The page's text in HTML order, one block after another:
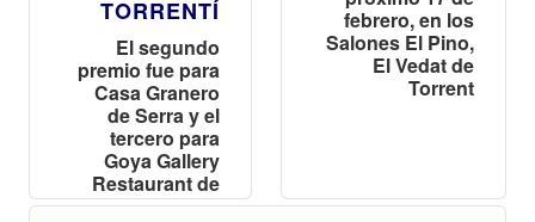
TORRENTÍ
El segundo
premio fue para
Casa Granero
de Serra y el
tercero para
Goya Gallery
Restaurant de
Valencia
febrero, en los
Salones El Pino,
El Vedat de
Torrent